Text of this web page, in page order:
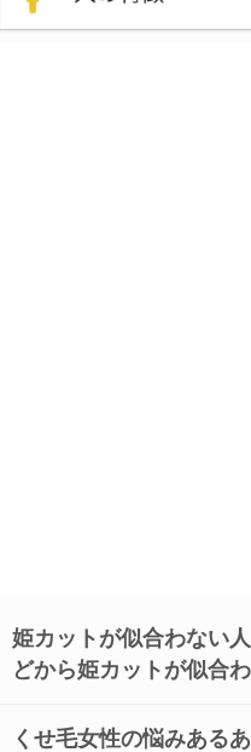
姫カットが似合わない
どから姫カットが似合
くせ毛女性の悩みある